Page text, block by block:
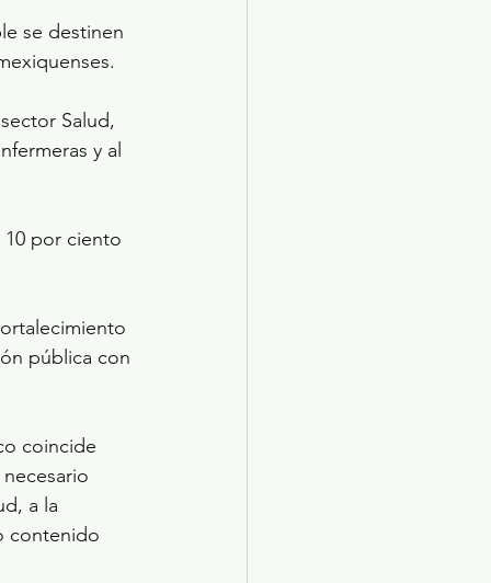
se destinen
Salud,
y al
10 por ciento
pública con
coincide
a la
contenido